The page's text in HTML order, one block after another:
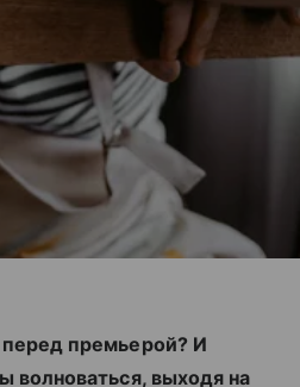
премьерой? И
волноваться, выходя на